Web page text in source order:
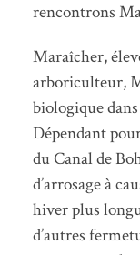
rencontrons
Maraîcher,
arboriculteur,
biologique
Dépendant
du Canal de
d’arrosage à
hiver plus
d’autres